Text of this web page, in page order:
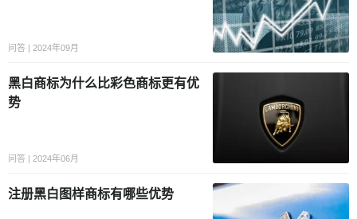
问答 | 2024年09月
黑白商标为什么比彩色商标更有优
势
问答 | 2024年06月
注册黑白图样商标有哪些优势